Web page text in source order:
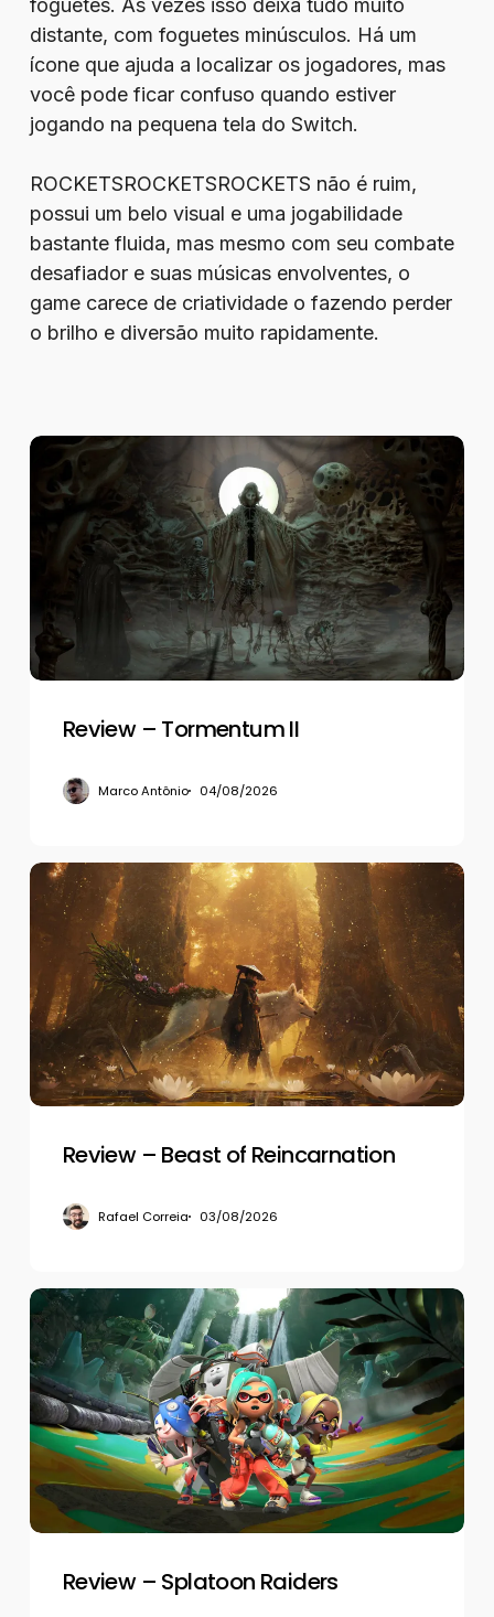
foguetes. Às vezes isso deixa tudo muito
distante, com foguetes minúsculos. Há um
ícone que ajuda a localizar os jogadores, mas
você pode ficar confuso quando estiver
jogando na pequena tela do Switch.
ROCKETSROCKETSROCKETS não é ruim,
possui um belo visual e uma jogabilidade
bastante fluida, mas mesmo com seu combate
desafiador e suas músicas envolventes, o
game carece de criatividade o fazendo perder
o brilho e diversão muito rapidamente.
Review
Tormentum
Review – Tormentum II
Marco Antônio 04/08/2026
Review
–
Beast
Reincarnation
Review – Beast of Reincarnation
Rafael Correia 03/08/2026
Review
–
Splatoon
Raiders
Review – Splatoon Raiders